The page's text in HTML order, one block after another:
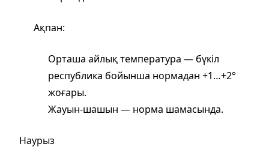
Ақпан:
Орташа айлық температура — бүкіл
республика бойынша нормадан +1…+2°
жоғары.
Жауын‑шашын — норма шамасында.
Наурыз